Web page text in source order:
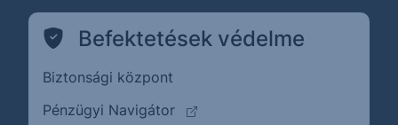
Befektetések védelme
Biztonsági központ
Pénzügyi Navigátor
(külső oldalra ugrik)